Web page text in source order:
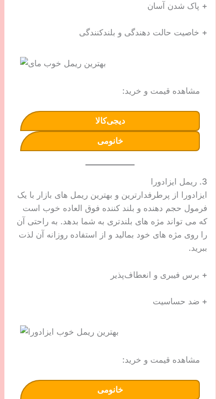
+ پاک شدن آسان
+ خاصیت حالت دهندگی و بلندکنندگی
مشاهده قیمت و خرید:
دیجی‌کالا
خانومی
3. ریمل ایزادورا
ایزادورا از پرطرفدارترین و بهترین ریمل های بازار با یک
فرمول حجم دهنده و بلند کننده فوق العاده خوب است
که می تواند مژه های بلندتری به شما بدهد. به راحتی آن
را روی مژه های خود بمالید و از استفاده روزانه آن لذت
ببرید.
+ برس فیبری و انعطاف‌پذیر
+ ضد حساسیت
مشاهده قیمت و خرید:
خانومی